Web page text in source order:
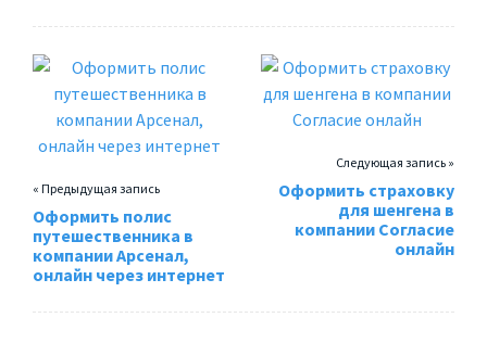
« Предыдущая запись
Оформить полис
путешественника в
компании Арсенал,
онлайн через интернет
Следующая запись »
Оформить страховку
для шенгена в
компании Согласие
онлайн